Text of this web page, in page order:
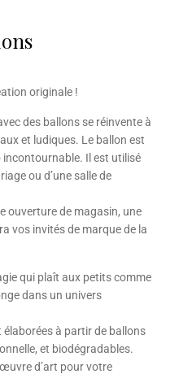
originale !
des ballons se réinvente à
et ludiques. Le ballon est
incontournable. Il est utilisé
ou d’une salle de
ouverture de magasin, une
vos invités de marque de la
qui plaît aux petits comme
dans un univers
à partir de ballons
et biodégradables.
d’art pour votre